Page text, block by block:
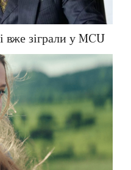
зіграли у MCU